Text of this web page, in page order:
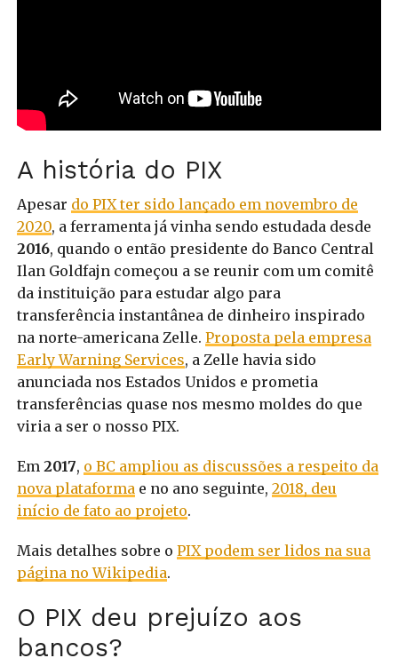
A história do PIX
Apesar do PIX ter sido lançado em novembro de
2020, a ferramenta já vinha sendo estudada desde
2016, quando o então presidente do Banco Central
Ilan Goldfajn começou a se reunir com um comitê
da instituição para estudar algo para
transferência instantânea de dinheiro inspirado
na norte-americana Zelle. Proposta pela empresa
Early Warning Services, a Zelle havia sido
anunciada nos Estados Unidos e prometia
transferências quase nos mesmo moldes do que
viria a ser o nosso PIX.
Em 2017, o BC ampliou as discussões a respeito da
nova plataformae no ano seguinte, 2018, deu
início de fato ao projeto.
Mais detalhes sobre o PIX podem ser lidos na sua
página no Wikipedia.
O PIX deu prejuízo aos
bancos?